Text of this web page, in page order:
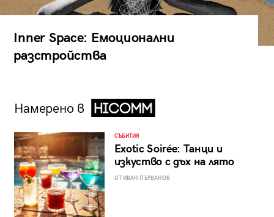
Inner Space: Емоционални
разстройства
Намерено в
СЪБИТИЯ
Exotic Soirée: Танци и
изкуство с дъх на лято
ОТ ИВАН ПЪРВАНОВ